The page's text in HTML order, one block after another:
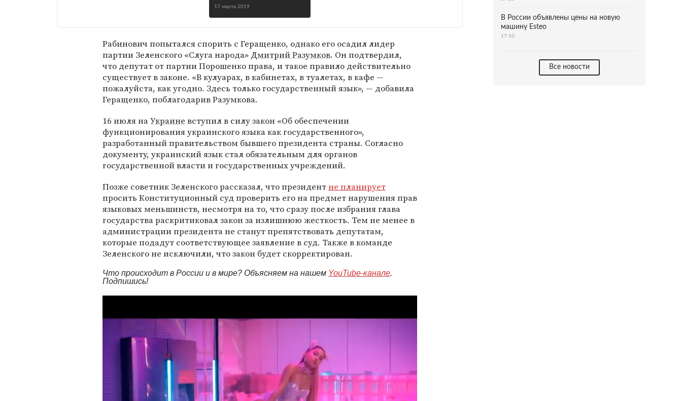
17 марта 2019
Рабинович попытался спорить с Геращенко, однако его осадил лидер
партии Зеленского «Слуга народа» Дмитрий Разумков. Он подтвердил,
что депутат от партии Порошенко права, и такое правило действительно
существует в законе. «В кулуарах, в кабинетах, в туалетах, в кафе —
пожалуйста, как угодно. Здесь только государственный язык», — добавила
Геращенко, поблагодарив Разумкова.
16 июля наУкраине вступил в силу закон «Об обеспечении
функционирования украинского языка как государственного»,
разработанный правительством бывшего президента страны. Согласно
документу, украинский язык стал обязательным для органов
государственной власти и государственных учреждений.
Позже советник Зеленского рассказал, что президентне планирует
просить Конституционный суд проверить его на предмет нарушения прав
языковых меньшинств, несмотря на то, что сразу после избрания глава
государства раскритиковал закон за излишнюю жесткость. Тем не менее в
администрации президента не станут препятствовать депутатам,
которые подадут соответствующее заявление в суд. Также в команде
Зеленского не исключили, что закон будет скорректирован.
Что происходит в России и в мире? Объясняем на нашем YouTube-канале.
Подпишись!
В России объявлены цены на новую
машину Esteo
17:10
Все новости